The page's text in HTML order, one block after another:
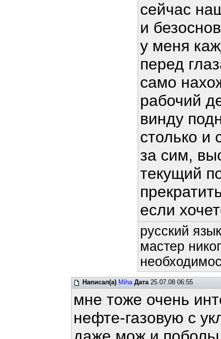
сейчас
и
у меня
перед
само
рабочий
винду
столько и
за сим,
текущий
если
русский
мастер
Написал(а) Miha Дата25.07.08 06:55
мне тоже очень
нефте-газовую с